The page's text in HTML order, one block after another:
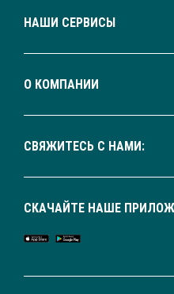
НАШИ СЕРВИСЫ
О КОМПАНИИ
СВЯЖИТЕСЬ С НАМИ:
СКАЧАЙТЕ НАШЕ